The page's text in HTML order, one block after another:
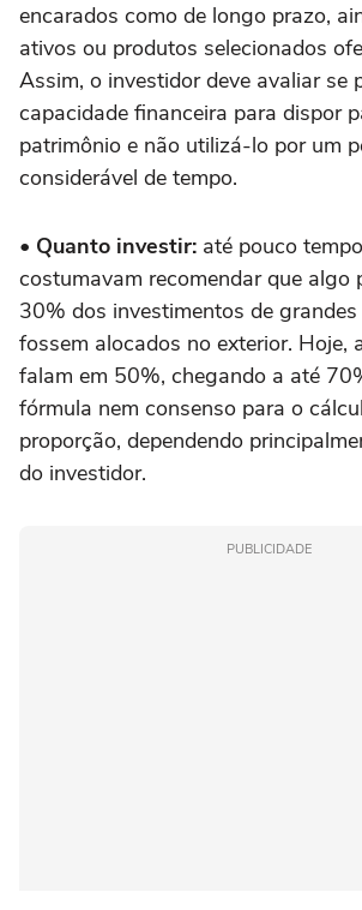
encarados como de longo prazo,
ativos ou produtos selecionados
Assim, o investidor deve avaliar se
capacidade financeira para dispor
patrimônio e não utilizá-lo por um
considerável de tempo.
• Quanto investir: até pouco
costumavam recomendar que algo
30% dos investimentos de
fossem alocados no exterior. Hoje,
falam em 50%, chegando a até
fórmula nem consenso para o
proporção, dependendo
do investidor.
PUBLICIDADE